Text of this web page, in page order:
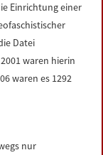
Einrichtung einer
Datei
waren hierin
waren es 1292
nur